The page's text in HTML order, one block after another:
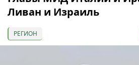
Ливан и Израиль
РЕГИОН